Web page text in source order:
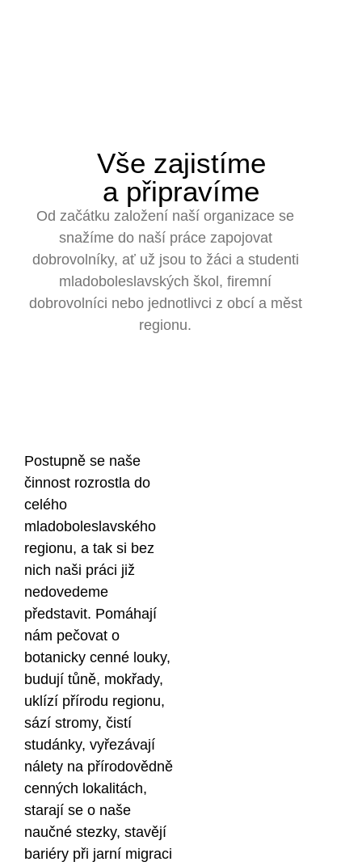
Vše zajistíme
a připravíme
Od začátku založení naší organizace se
snažíme do naší práce zapojovat
dobrovolníky, ať už jsou to žáci a studenti
mladoboleslavských škol, firemní
dobrovolníci nebo jednotlivci z obcí a měst
regionu.
Postupně se naše
činnost rozrostla do
celého
mladoboleslavského
regionu, a tak si bez
nich naši práci již
nedovedeme
představit. Pomáhají
nám pečovat o
botanicky cenné louky,
budují tůně, mokřady,
uklízí přírodu regionu,
sází stromy, čistí
studánky, vyřezávají
nálety na přírodovědně
cenných lokalitách,
starají se o naše
naučné stezky, stavějí
bariéry při jarní migraci